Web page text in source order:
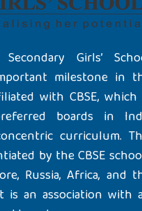
Girls’
milestone in
with CBSE, which
boards in
curriculum.
by the CBSE
Russia, Africa, and
is an association with